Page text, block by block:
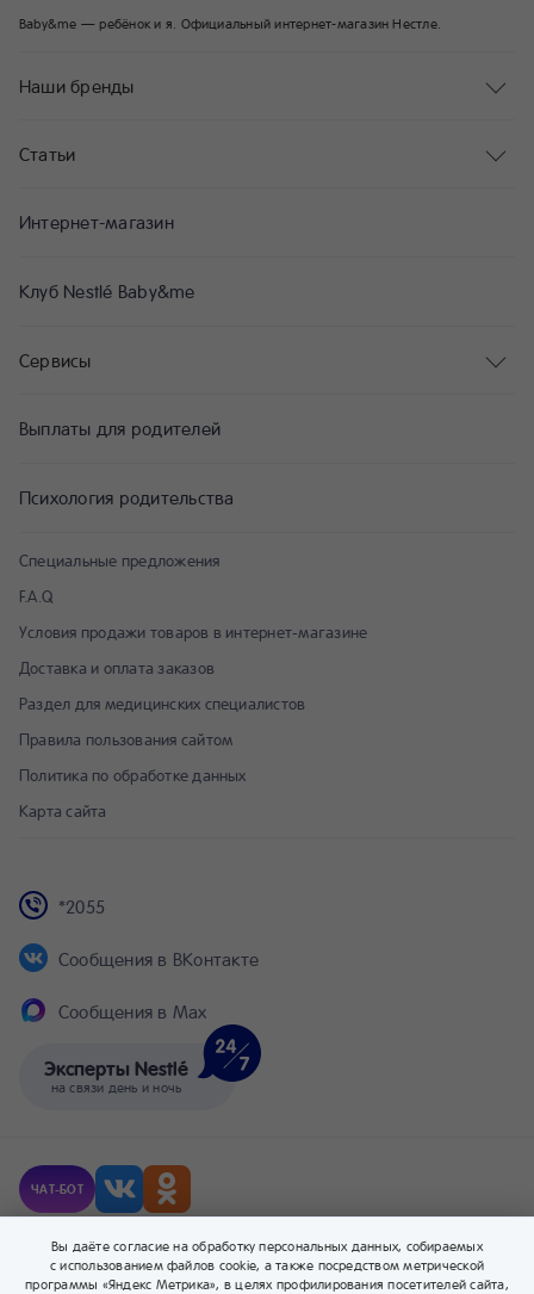
Baby&me — ребёнок и я. Официальный интернет-магазин Нестле.
Наши бренды
Статьи
Специальные предложения
F.A.Q
Условия продажи товаров в интернет-магазине
Доставка и оплата заказов
Раздел для медицинских специалистов
Правила пользования сайтом
Политика по обработке данных
Карта сайта
Эксперты Nestlé
на связи день и ночь
*2055
Сообщения в ВКонтакте
Сообщения в Max
Интернет-магазин
Клуб Nestlé Baby&me
Сервисы
Выплаты для родителей
Психология родительства
ЧАТ-БОТ
© Компания Nestlé, 2026 г. Все права защищены.
® Владелец товарных знаков: Société des Produits Nestlé S.A. (Швейцария).
Вы даёте согласие на обработку персональных данных, собираемых
с использованием файлов cookie, а также посредством метрической
программы «Яндекс Метрика», в целях профилирования посетителей сайта,